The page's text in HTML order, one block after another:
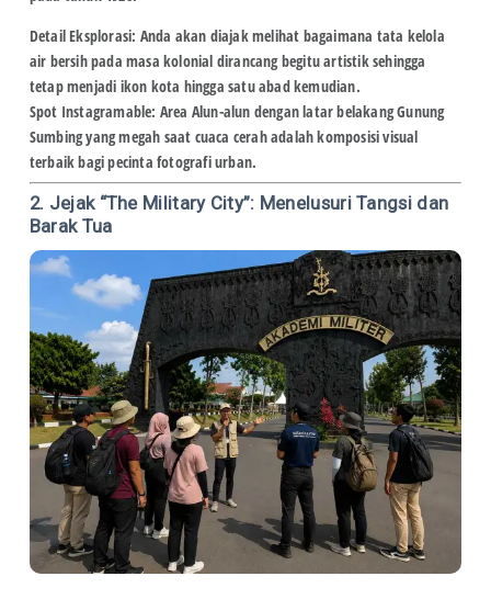
Detail Eksplorasi: Anda akan diajak melihat bagaimana tata kelola
air bersih pada masa kolonial dirancang begitu artistik sehingga
tetap menjadi ikon kota hingga satu abad kemudian.
Spot Instagramable: Area Alun-alun dengan latar belakang Gunung
Sumbing yang megah saat cuaca cerah adalah komposisi visual
terbaik bagi pecinta fotografi urban.
2. Jejak “The Military City”: Menelusuri Tangsi dan
Barak Tua